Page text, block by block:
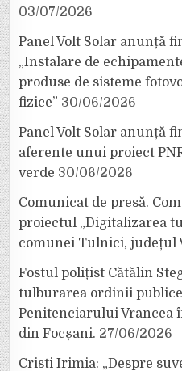
03/07/2026
Panel Volt Solar anunță
„Instalare de
produse de sisteme
fizice” 30/06/2026
Panel Volt Solar anunță
aferente unui proiect
verde 30/06/2026
Comunicat de presă.
proiectul „Digitalizarea
comunei Tulnici, județul
Fostul polițist Cătălin
tulburarea ordinii
Penitenciarului Vrancea
din Focșani. 27/06/2026
Cristi Irimia: „Despre